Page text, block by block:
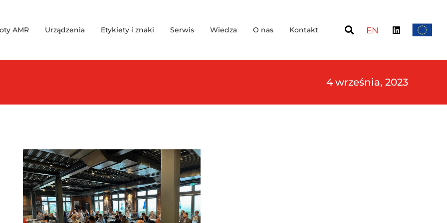
AMR Urządzenia Etykiety i znaki Serwis Wiedza O nas Kontakt EN
4 września, 2023